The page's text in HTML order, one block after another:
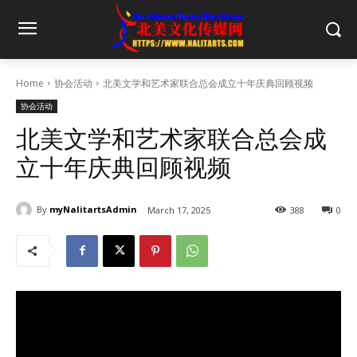
Home 协会活动 北美文学和艺术家联合总会成立十年庆典回顾视频
协会活动
北美文学和艺术家联合总会成
立十年庆典回顾视频
By myNalitartsAdmin March 17, 2025 0
388